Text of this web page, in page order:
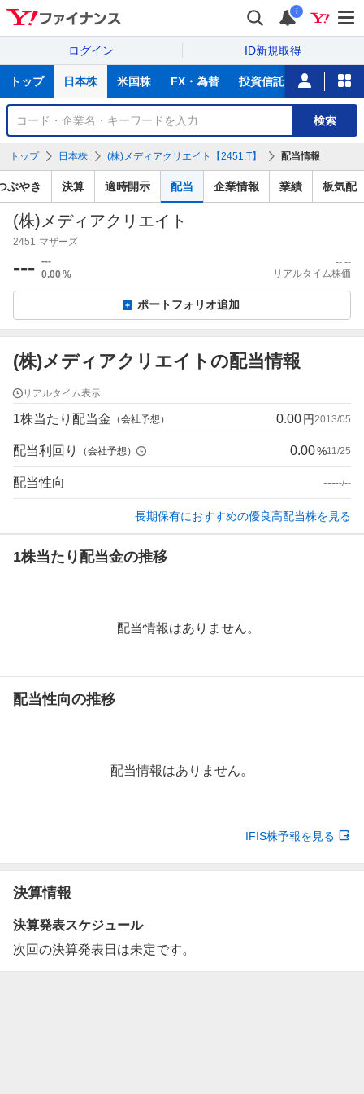
i
ログイン ID新規取得
サ
トップ 日本株 米国株 FX・為替 投資信託 ニュース
銘
検
索
検索
トップ 日本株 (株)メディアクリエイト【2451.T】 配当情報
ぶやき 決算 適時開示 配当 企業情報 業績 板気配
(株)メディアクリエイト
2451 マザーズ
--- ---
0.00%
--:--
リアルタイム株価
ポートフォリオ追加
(株)メディアクリエイトの配当情報
リアルタイム表示
1株当たり配当金 （会社予想） 0.00円 2013/05
配当利回り （会社予想） 0.00%11/25
配当性向 -----/--
長期保有におすすめの優良高配当株を見る
1株当たり配当金の推移
配当情報はありません。
配当性向の推移
配当情報はありません。
IFIS株予報を見る
決算情報
決算発表スケジュール
次回の決算発表日は未定です。